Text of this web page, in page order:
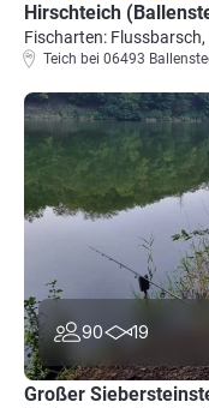
Hirschteich
Fischarten:
Teich bei 06493
90 19
Großer